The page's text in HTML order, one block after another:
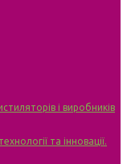
і виробників
та інновації.